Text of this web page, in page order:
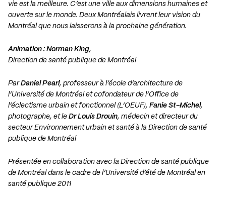
vie est la meilleure. C’est une ville aux dimensions humaines et
ouverte sur le monde. Deux Montréalais livrent leur vision du
Montréal que nous laisserons à la prochaine génération.
Animation : Norman King,
Direction de santé publique de Montréal
ParDaniel Pearl, professeur à l’école d’architecture de
l’Université de Montréal et cofondateur de l’Office de
l’éclectisme urbain et fonctionnel (L’OEUF), Fanie St-Michel,
photographe, et le Dr Louis Drouin, médecin et directeur du
secteur Environnement urbain et santé à la Direction de santé
publique de Montréal
Présentée en collaboration avec la Direction de santé publique
de Montréal dans le cadre de l’Université d’été de Montréal en
santé publique 2011